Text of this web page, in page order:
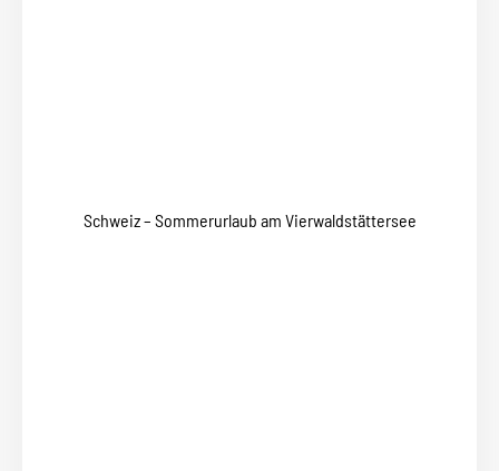
Schweiz – Sommerurlaub am Vierwaldstättersee